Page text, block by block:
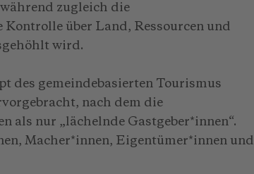
zugleich die
über Land, Ressourcen und
wird.
des gemeindebasierten Tourismus
nach dem die
als nur „lächelnde Gastgeber*innen“.
Macher*innen, Eigentümer*innen und